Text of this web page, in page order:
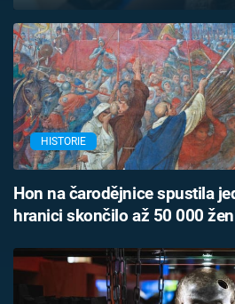
Sledujte nás
HISTORIE
Hon na čarodějnice spustila
hranici skončilo až 50 000 žen